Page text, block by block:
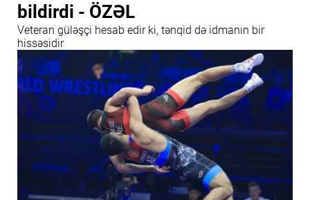
bildirdi - ÖZƏL
Veteran güləşçi hesab edir ki, tənqid də idmanın bir
hissəsidir